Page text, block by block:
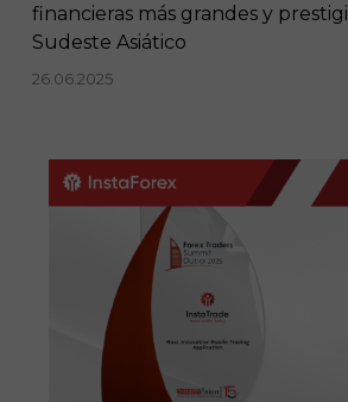
financieras más grandes y
Sudeste Asiático
26.06.2025